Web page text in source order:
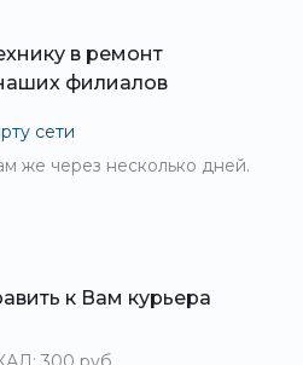
в ремонт
филиалов
сети
же через несколько дней.
к Вам курьера